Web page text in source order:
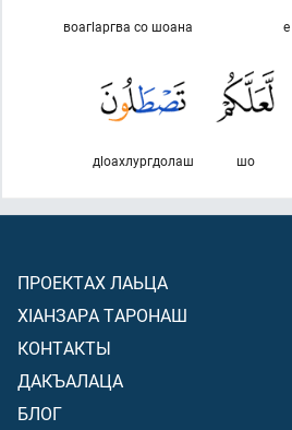
е
воагlаргва со шоана
шо
дlоахлургдолаш
ПРОЕКТАХ ЛАЬЦА
ХIАНЗАРА ТАРОНАШ
КОНТАКТЫ
ДАКЪАЛАЦА
БЛОГ